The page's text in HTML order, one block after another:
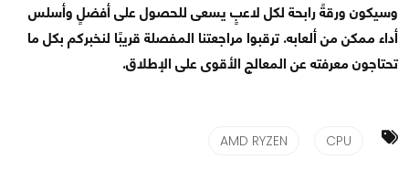
وسيكون ورقةً رابحة لكل لاعبٍ يسعى للحصول على أفضلٍ وأسلس
أداء ممكن من ألعابه. ترقبوا مراجعتنا المفصلة قريبًا لنخبركم بكل ما
تحتاجون معرفته عن المعالج الأقوى على الإطلاق.
CPU
AMD RYZEN